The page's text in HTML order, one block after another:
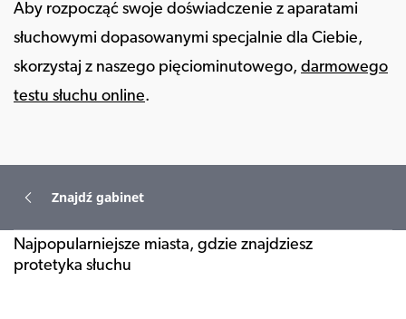
Aby rozpocząć swoje doświadczenie z aparatami
słuchowymi dopasowanymi specjalnie dla Ciebie,
skorzystaj z naszego pięciominutowego, darmowego
testu słuchu online.
Znajdź gabinet
Najpopularniejsze miasta, gdzie znajdziesz
protetyka słuchu